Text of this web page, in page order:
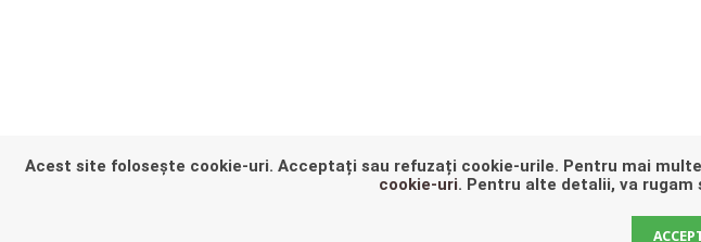
HEY THERE, YOU'RE ALMOST AT THE
Acest site folosește cookie-uri. Acceptați sau refuzați cookie-urile. Pentru mai
cookie-uri. Pentru alte detalii, va rugam